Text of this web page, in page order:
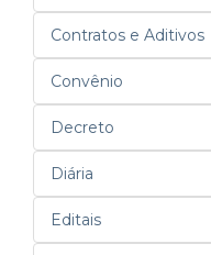
Contratos e Aditivos
Convênio
Decreto
Diária
Editais